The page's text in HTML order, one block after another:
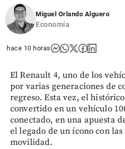
Miguel Orlando Alguero
Economía
hace 10 horas
El Renault 4, uno de los
por varias generaciones de
regreso. Esta vez, el
convertido en un vehículo
conectado, en una apuesta
el legado de un ícono con
movilidad.